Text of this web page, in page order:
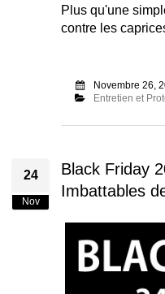
Plus qu'une
contre les
Novembre 26,
Entretien et
24
Nov
Black Friday
Imbattables